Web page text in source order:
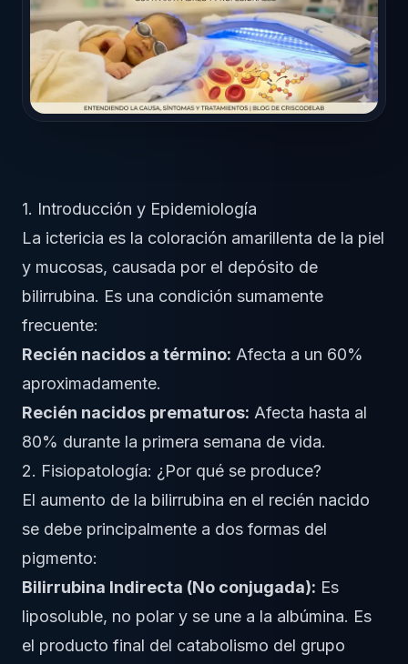
1. Introducción y Epidemiología
La ictericia es la coloración amarillenta de la piel
y mucosas, causada por el depósito de
bilirrubina. Es una condición sumamente
frecuente:
Recién nacidos a término: Afecta a un 60%
aproximadamente.
Recién nacidos prematuros: Afecta hasta al
80% durante la primera semana de vida.
2. Fisiopatología: ¿Por qué se produce?
El aumento de la bilirrubina en el recién nacido
se debe principalmente a dos formas del
pigmento:
Bilirrubina Indirecta (No conjugada): Es
liposoluble, no polar y se une a la albúmina. Es
el producto final del catabolismo del grupo